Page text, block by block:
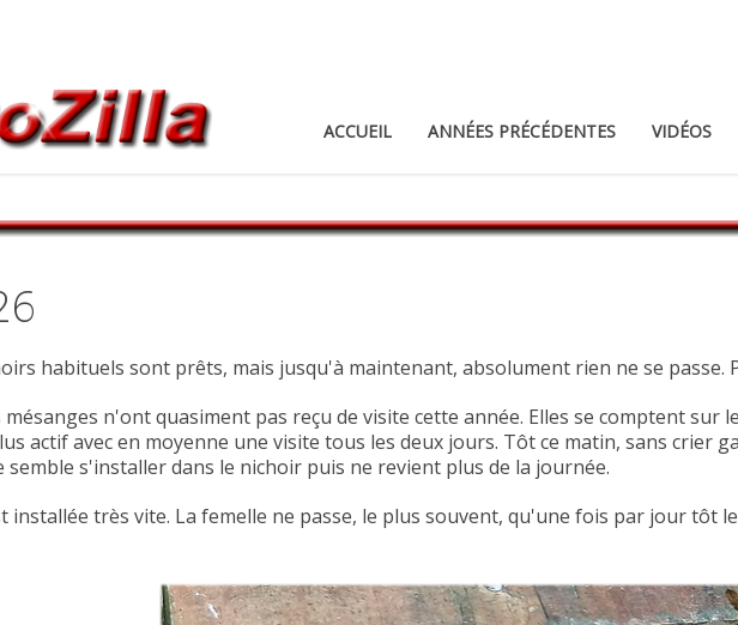
ACCUEIL ANNÉES PRÉCÉDENTES VIDÉOS
habituels sont prêts, mais jusqu'à maintenant, absolument rien ne se passe.
mésanges n'ont quasiment pas reçu de visite cette année. Elles se comptent sur
actif avec en moyenne une visite tous les deux jours. Tôt ce matin, sans crier
s'installer dans le nichoir puis ne revient plus de la journée.
installée très vite. La femelle ne passe, le plus souvent, qu'une fois par jour tôt